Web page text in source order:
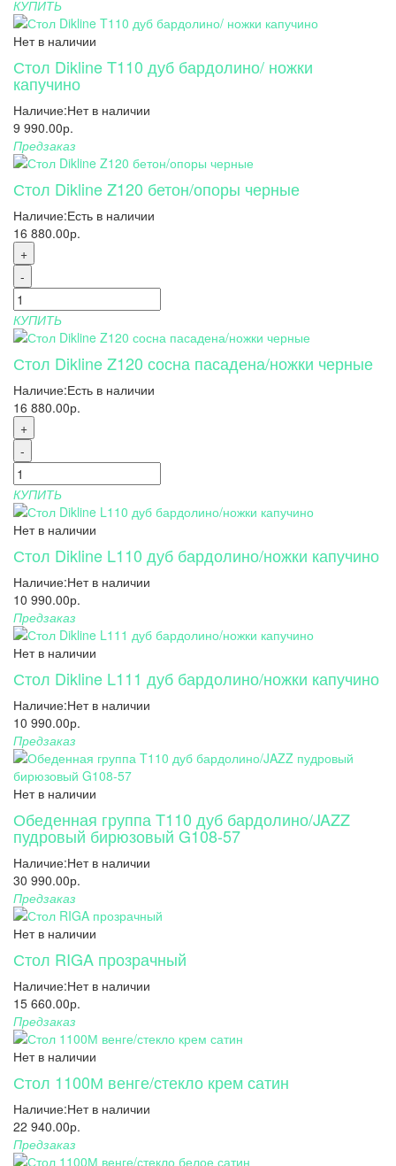
КУПИТЬ
Нет в наличии
Стол Dikline T110 дуб бардолино/ ножки
капучино
Наличие:Нет в наличии
9 990.00р.
Предзаказ
Стол Dikline Z120 бетон/опоры черные
Наличие:Есть в наличии
16 880.00р.
+
-
КУПИТЬ
Стол Dikline Z120 сосна пасадена/ножки черные
Наличие:Есть в наличии
16 880.00р.
+
-
КУПИТЬ
Нет в наличии
Стол Dikline L110 дуб бардолино/ножки капучино
Наличие:Нет в наличии
10 990.00р.
Предзаказ
Нет в наличии
Стол Dikline L111 дуб бардолино/ножки капучино
Наличие:Нет в наличии
10 990.00р.
Предзаказ
Нет в наличии
Обеденная группа T110 дуб бардолино/JAZZ
пудровый бирюзовый G108-57
Наличие:Нет в наличии
30 990.00р.
Предзаказ
Нет в наличии
Стол RIGA прозрачный
Наличие:Нет в наличии
15 660.00р.
Предзаказ
Нет в наличии
Стол 1100М венге/стекло крем сатин
Наличие:Нет в наличии
22 940.00р.
Предзаказ